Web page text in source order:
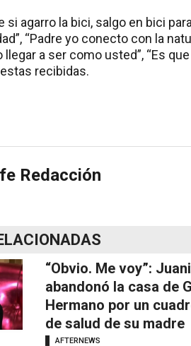
si agarro la bici, salgo en bici
“Padre yo conecto con la
llegar a ser como usted”, “Es
recibidas.
Redacción
“Obvio. Me voy”:
abandonó la casa de
Hermano por un
de salud de su madre
AFTERNEWS